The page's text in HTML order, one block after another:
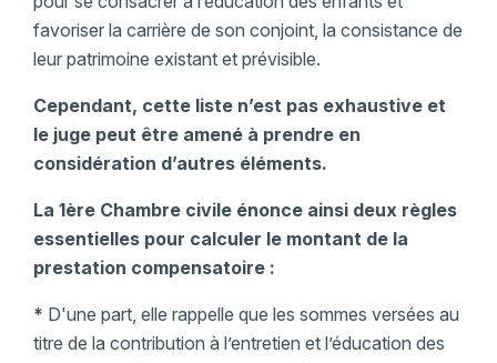
favoriser la carrière de son conjoint, la consistance de
leur patrimoine existant et prévisible.
Cependant, cette liste n’est pas exhaustive et
le juge peut être amené à prendre en
considération d’autres éléments.
La 1ère Chambre civile énonce ainsi deux règles
essentielles pour calculer le montant de la
prestation compensatoire :
* D'une part, elle rappelle que les sommes versées au
titre de la contribution à l’entretien et l’éducation des